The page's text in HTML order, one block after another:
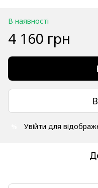
В наявності
4 160 грн
Увійти для